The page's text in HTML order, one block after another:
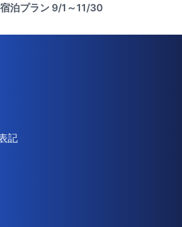
宿泊プラン 9/1～11/30
記